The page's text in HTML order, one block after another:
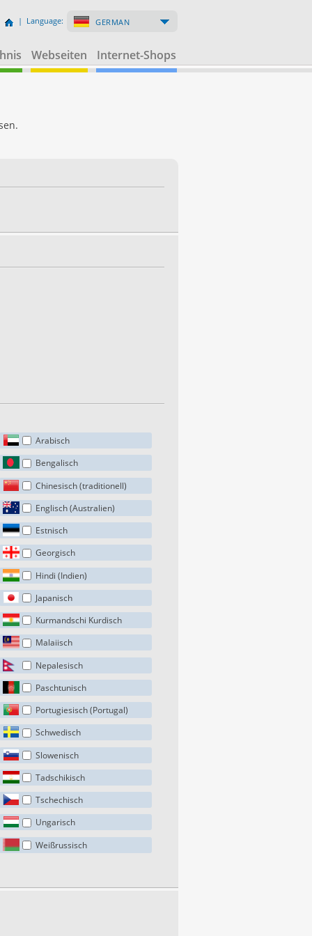
| Language: GERMAN
Webseiten Internet-Shops
Arabisch
Bengalisch
Chinesisch (traditionell)
Englisch (Australien)
Estnisch
Georgisch
Hindi (Indien)
Japanisch
Kurmandschi Kurdisch
Malaiisch
Nepalesisch
Paschtunisch
Portugiesisch (Portugal)
Schwedisch
Slowenisch
Tadschikisch
Tschechisch
Ungarisch
Weißrussisch